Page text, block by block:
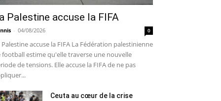
Palestine accuse la FIFA
- 04/08/2026 0
Palestine accuse la FIFA La Fédération palestinienne
football estime qu'elle traverse une nouvelle
de tensions. Elle accuse la FIFA de ne pas
Ceuta au cœur de la crise